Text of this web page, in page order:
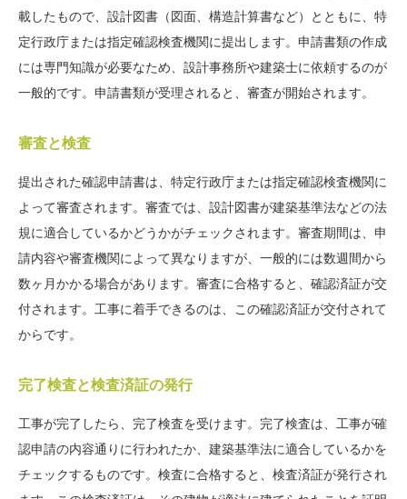
載したもので、設計図書（図面、構造計算書など）とともに、特
定行政庁または指定確認検査機関に提出します。申請書類の作成
には専門知識が必要なため、設計事務所や建築士に依頼するのが
一般的です。申請書類が受理されると、審査が開始されます。
審査と検査
提出された確認申請書は、特定行政庁または指定確認検査機関に
よって審査されます。審査では、設計図書が建築基準法などの法
規に適合しているかどうかがチェックされます。審査期間は、申
請内容や審査機関によって異なりますが、一般的には数週間から
数ヶ月かかる場合があります。審査に合格すると、確認済証が交
付されます。工事に着手できるのは、この確認済証が交付されて
からです。
完了検査と検査済証の発行
工事が完了したら、完了検査を受けます。完了検査は、工事が確
認申請の内容通りに行われたか、建築基準法に適合しているかを
チェックするものです。検査に合格すると、検査済証が発行され